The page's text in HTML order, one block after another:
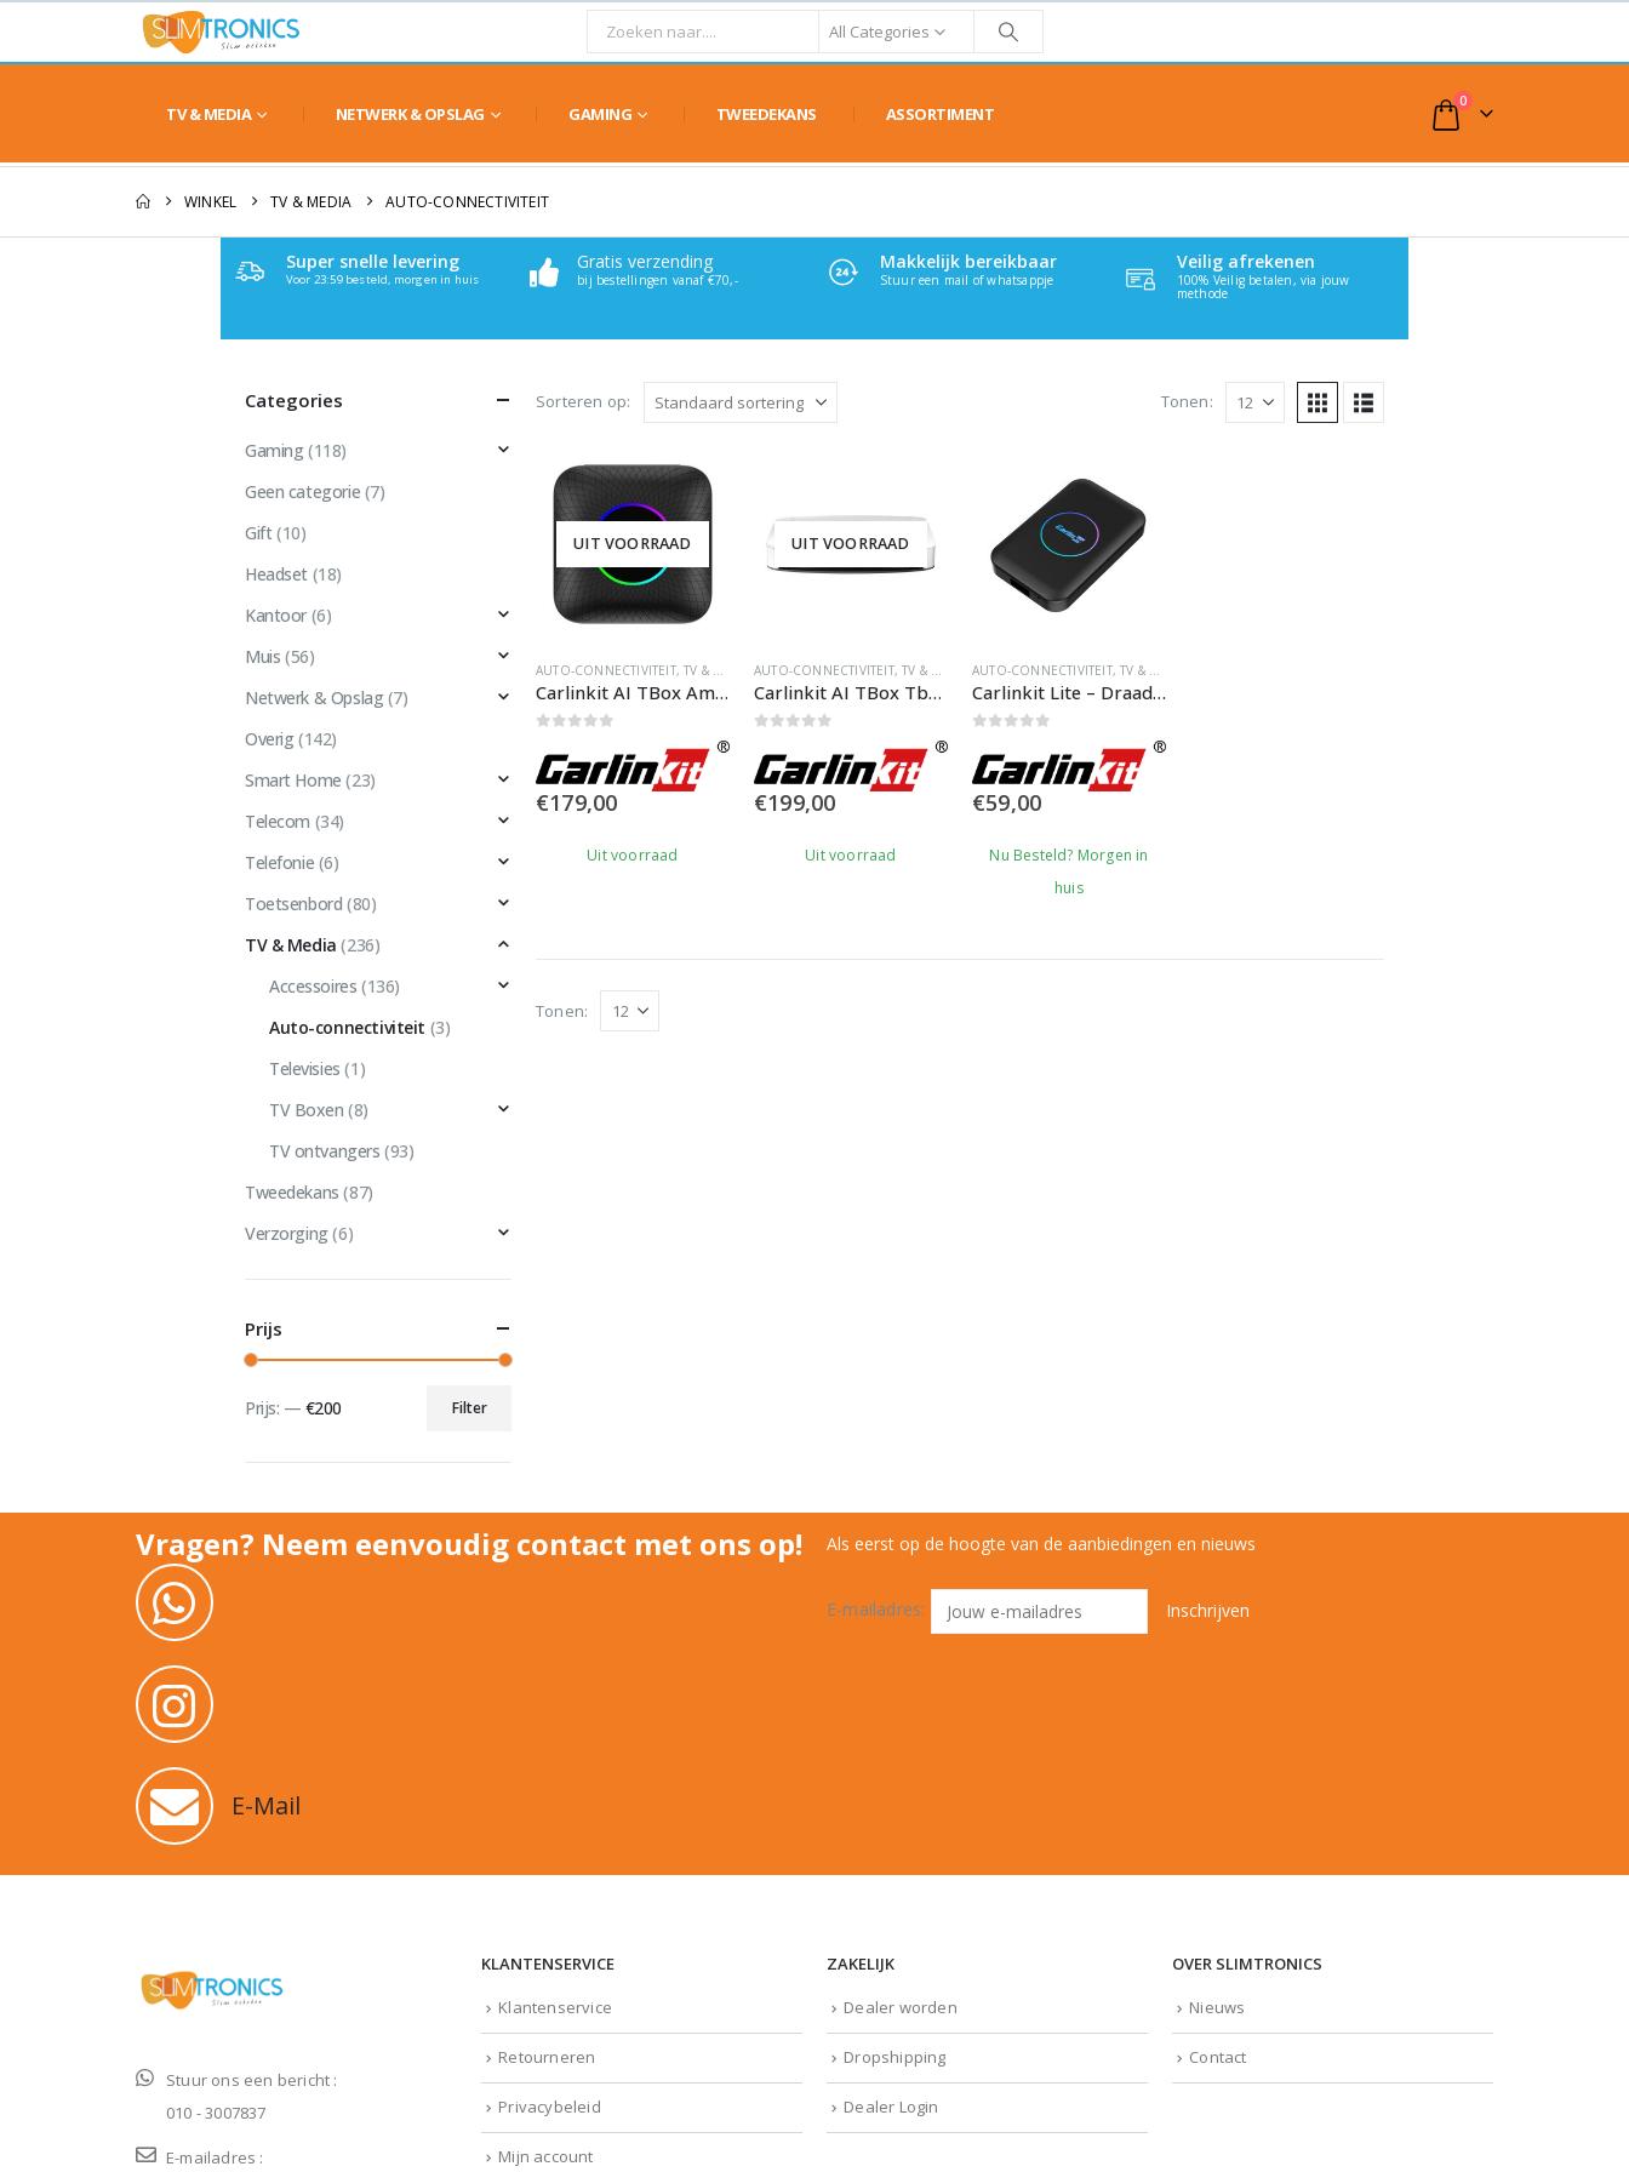
All Categories
TV & MEDIA NETWERK & OPSLAG GAMING TWEEDEKANS ASSORTIMENT
0
WINKEL TV & MEDIA AUTO-CONNECTIVITEIT
Super snelle levering
Voor 23:59 besteld, morgen in huis
Gratis verzending
bij bestellingen vanaf €70,-
Makkelijk bereikbaar
Stuur een mail of whatsappje
Veilig afrekenen
100% Veilig betalen, via jouw
methode
Sorteren op: Tonen:
UIT VOORRAAD
AUTO-CONNECTIVITEIT,TV & MEDIA
Carlinkit AI TBox Ambient – Slimme AI Auto-Adapter met Geavanceerde Functies
€179,00
Uit voorraad
UIT VOORRAAD
AUTO-CONNECTIVITEIT,TV & MEDIA
Carlinkit AI TBox Tbox UHD Android 13 Draadloze Car Play Adapter
€199,00
Uit voorraad
AUTO-CONNECTIVITEIT,TV & MEDIA
Carlinkit Lite – Draadloze Adapter voor Naadloze CarPlay & Android Auto
€59,00
Nu Besteld? Morgen in
huis
Tonen:
Categories
Gaming(118)
Geen categorie (7)
Gift(10)
Headset (18)
Kantoor (6)
Muis (56)
Netwerk & Opslag(7)
Overig(142)
Smart Home (23)
Telecom (34)
Telefonie (6)
Toetsenbord (80)
TV & Media (236)
Accessoires (136)
Auto-connectiviteit (3)
Televisies (1)
TV Boxen (8)
TV ontvangers (93)
Tweedekans (87)
Verzorging(6)
Prijs
Min.
prijs
Max.
prijs
Filter
Prijs: — €200
Vragen? Neem eenvoudig contact met ons op!
E-Mail
Als eerst op de hoogte van de aanbiedingen en nieuws
E-mailadres:
Stuur ons een bericht :
010 - 3007837
E-mailadres :
KLANTENSERVICE
Klantenservice
Retourneren
Privacybeleid
Mijn account
ZAKELIJK
Dealer worden
Dropshipping
Dealer Login
OVER SLIMTRONICS
Nieuws
Contact